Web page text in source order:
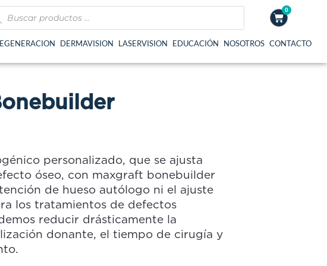
0
Cart
DERMAVISION LASERVISION EDUCACIÓN NOSOTROS CONTACTO
personalizado, que se ajusta
óseo, con maxgraft bonebuilder
de hueso autólogo ni el ajuste
los tratamientos de defectos
reducir drásticamente la
donante, el tiempo de cirugía y